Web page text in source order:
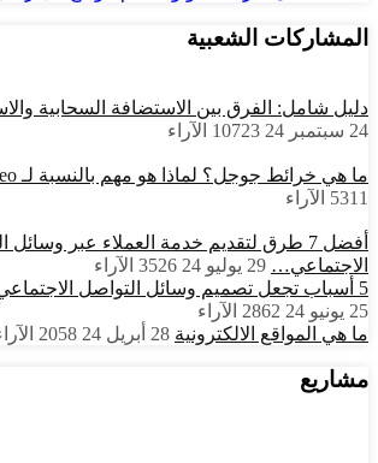
المشاركات الشعبية
دليل شامل: الفرق بين الاستضافة السحابية
24 سبتمبر 24
10723 الآراء
ما هي خرائط جوجل؟ لماذا هو مهم بالنسبة لـ seo ؟
5311 الآراء
أفضل 7 طرق لتقديم خدمة العملاء عبر وسائل
الاجتماعي… 29 يوليو 24 3526 الآراء
5 أسباب تجعل تصميم وسائل التواصل الاجتماعي أمرًا حيويًا لعلا…
25 يونيو 24
2862 الآراء
ما هي المواقع الالكترونية 28 أبريل 24 2058
مشاريع